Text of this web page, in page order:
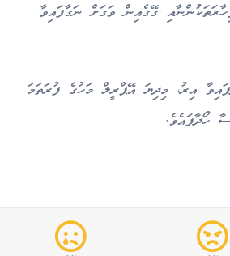
ގޭގެއިން ވަގަށް ނަގާފައިވާ
ހޯދާފައިވާ އިރު، މިދިޔަ އޭޕްރީލް މަހުގެ ފުރަތަމަ